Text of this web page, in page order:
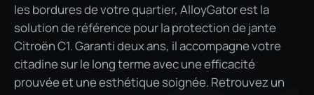
les bordures de votre quartier, AlloyGator est la
solution de référence pour la protection de jante
Citroën C1. Garanti deux ans, il accompagne votre
citadine sur le long terme avec une efficacité
prouvée et une esthétique soignée. Retrouvez un